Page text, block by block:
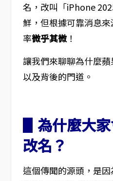
名，改叫「iPhone
鮮，但根據可靠消息
率微乎其微！
讓我們來聊聊為什麼蘋
以及背後的門道。
▋為什麼大
改名？
這個傳聞的源頭，是